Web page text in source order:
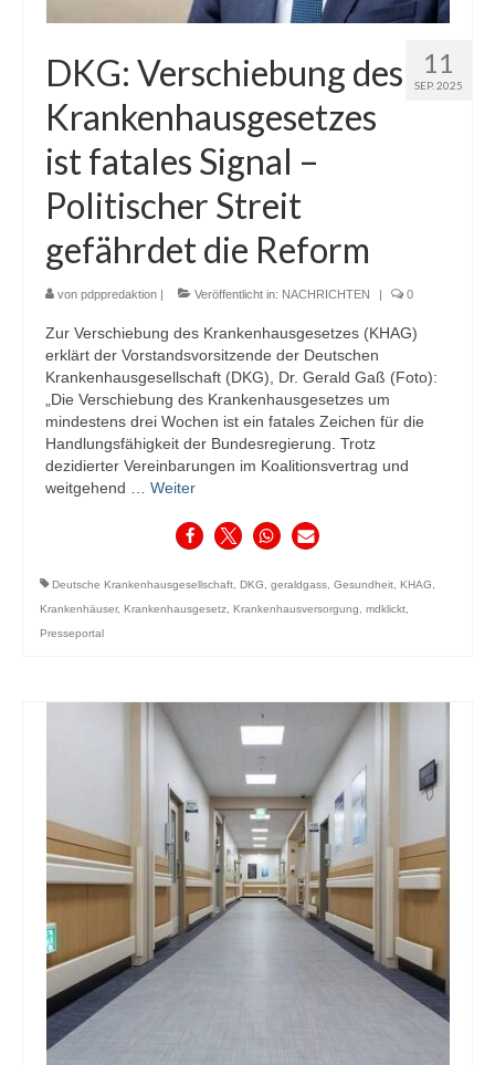
11
SEP. 2025
DKG: Verschiebung des
Krankenhausgesetzes
ist fatales Signal –
Politischer Streit
gefährdet die Reform
von pdppredaktion Veröffentlicht in: NACHRICHTEN 0
Zur Verschiebung des Krankenhausgesetzes (KHAG)
erklärt der Vorstandsvorsitzende der Deutschen
Krankenhausgesellschaft (DKG), Dr. Gerald Gaß (Foto):
„Die Verschiebung des Krankenhausgesetzes um
mindestens drei Wochen ist ein fatales Zeichen für die
Handlungsfähigkeit der Bundesregierung. Trotz
dezidierter Vereinbarungen im Koalitionsvertrag und
weitgehend … Weiter
Deutsche Krankenhausgesellschaft, DKG, geraldgass, Gesundheit, KHAG,
Krankenhäuser, Krankenhausgesetz, Krankenhausversorgung, mdklickt,
Presseportal